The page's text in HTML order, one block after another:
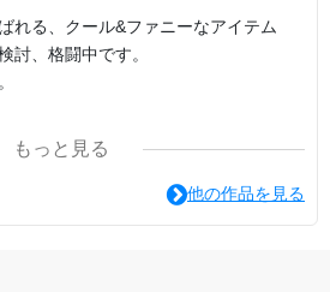
れる、クール&ファニーなアイテム
討、格闘中です。
色々面白可笑し。IN SUZURI』や
も展開中。
します。
もっと見る
他の作品を見る